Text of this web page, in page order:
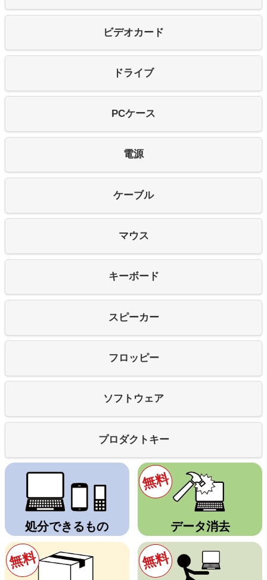
ビデオカード
ドライブ
PCケース
電源
ケーブル
マウス
キーボード
スピーカー
フロッピー
ソフトウェア
プロダクトキー
処分できるもの データ消去
無料
無料 無料